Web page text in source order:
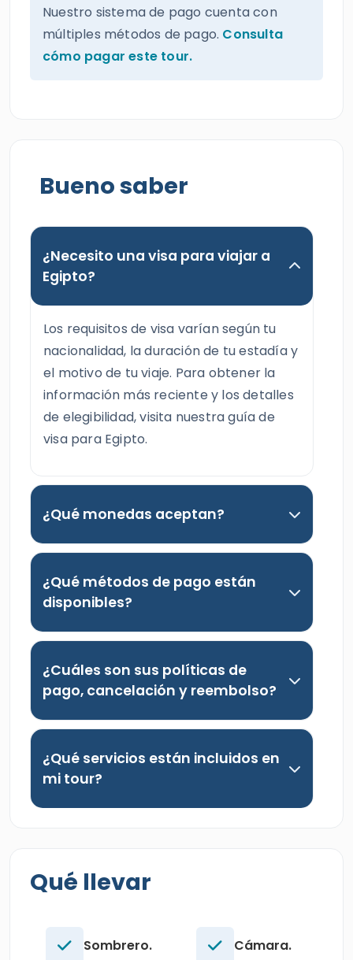
Nuestro sistema de pago cuenta con
múltiples métodos de pago. Consulta
cómo pagar este tour.
Bueno saber
¿Necesito una visa para viajar a
Egipto?
Los requisitos de visa varían según tu
nacionalidad, la duración de tu estadía y
el motivo de tu viaje. Para obtener la
información más reciente y los detalles
de elegibilidad, visita nuestra guía de
visa para Egipto.
¿Qué monedas aceptan?
¿Qué métodos de pago están
disponibles?
¿Cuáles son sus políticas de
pago, cancelación y reembolso?
¿Qué servicios están incluidos en
mi tour?
Qué llevar
Sombrero. Cámara.